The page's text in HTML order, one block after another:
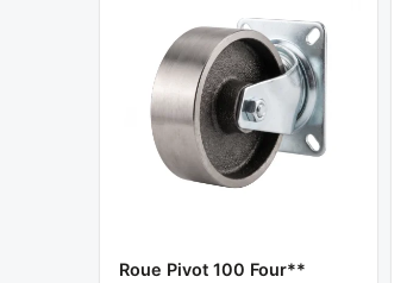
Roue Pivot 100 Four**